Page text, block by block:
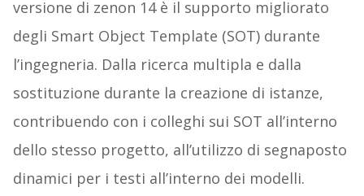
versione di zenon 14 è il supporto migliorato
degli Smart Object Template (SOT) durante
l’ingegneria. Dalla ricerca multipla e dalla
sostituzione durante la creazione di istanze,
contribuendo con i colleghi sui SOT all’interno
dello stesso progetto, all’utilizzo di segnaposto
dinamici per i testi all’interno dei modelli.